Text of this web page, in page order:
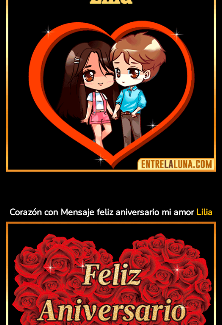
Corazón con Mensaje feliz aniversario mi amor Lilia